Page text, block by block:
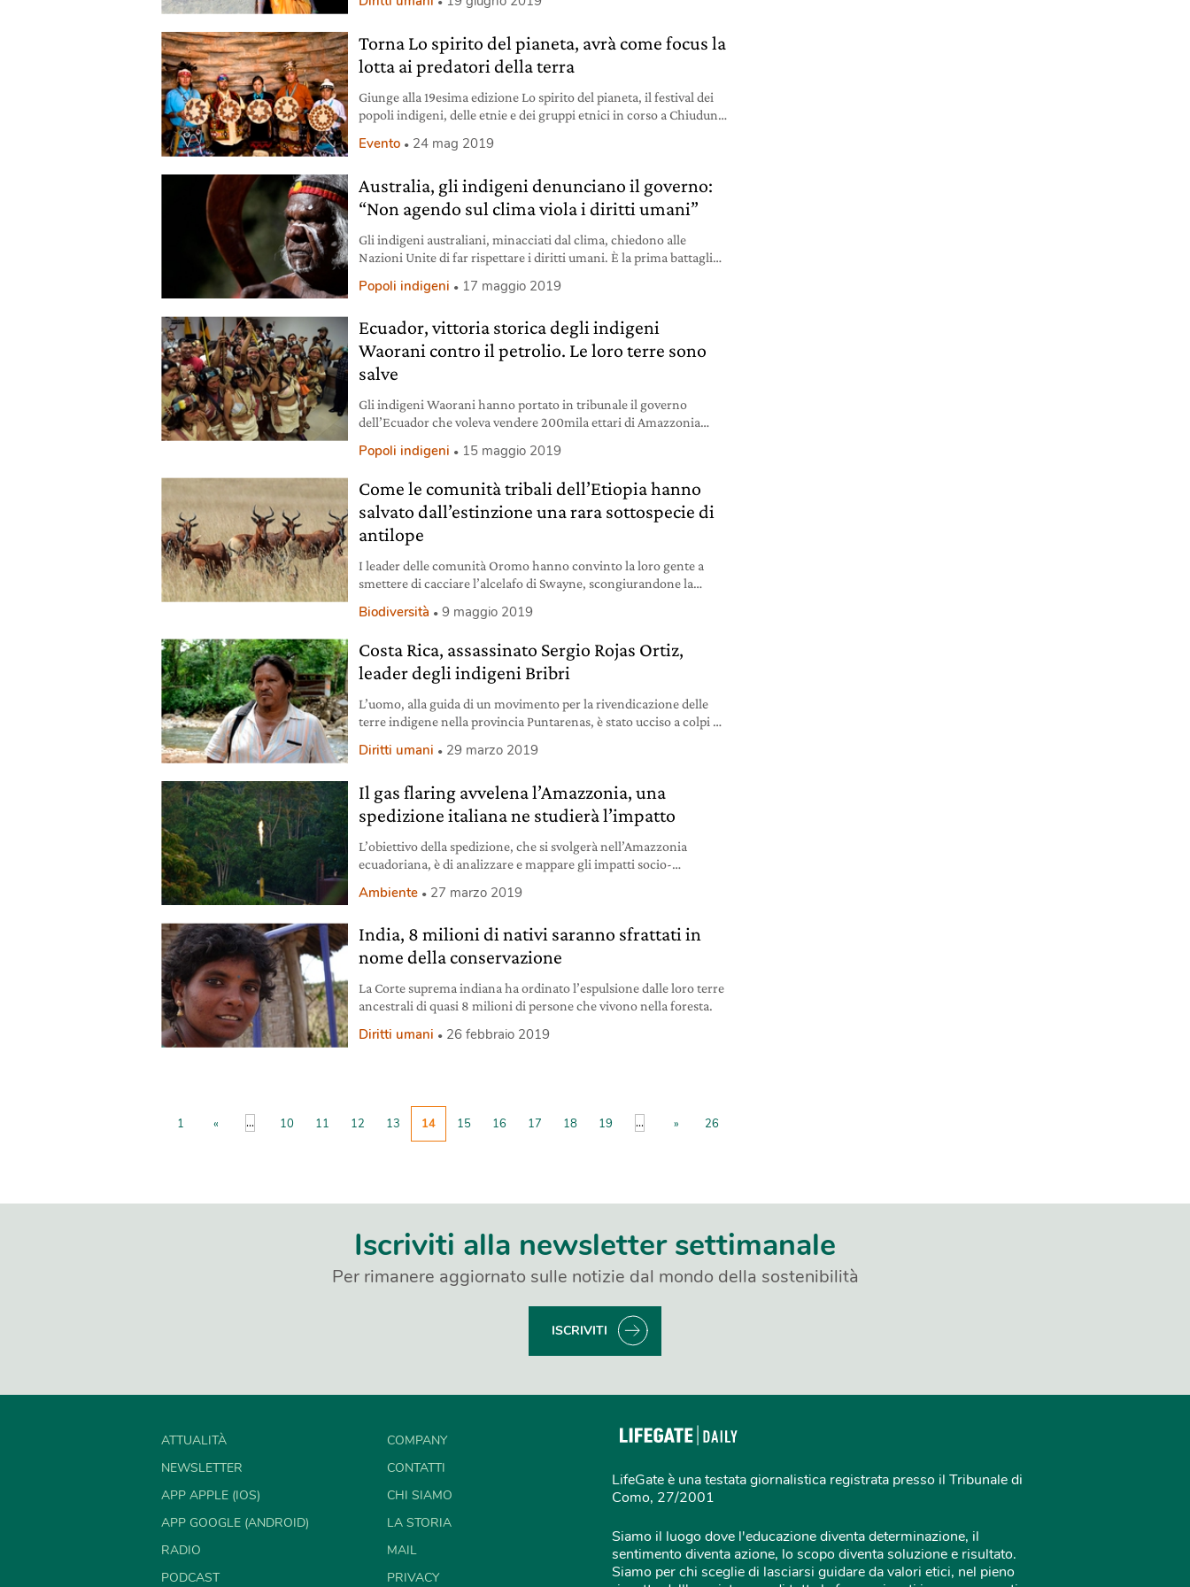
Torna Lo spirito del pianeta, avrà come focus la
lotta ai predatori della terra
Giunge alla 19esima edizione Lo spirito del pianeta, il festival dei
popoli indigeni, delle etnie e dei gruppi etnici in corso a Chiuduno
Evento 24 mag 2019
Australia, gli indigeni denunciano il governo:
“Non agendo sul clima viola i diritti umani”
Gli indigeni australiani, minacciati dal clima, chiedono alle
Nazioni Unite di far rispettare i diritti umani. È la prima battaglia
Popoli indigeni 17 maggio 2019
Ecuador, vittoria storica degli indigeni
Waorani contro il petrolio. Le loro terre sono
salve
Gli indigeni Waorani hanno portato in tribunale il governo
dell’Ecuador che voleva vendere 200mila ettari di Amazzonia
storico per i diritti di tutti i popoli indigeni.
Popoli indigeni 15 maggio 2019
Come le comunità tribali dell’Etiopia hanno
salvato dall’estinzione una rara sottospecie di
antilope
I leader delle comunità Oromo hanno convinto la loro gente a
smettere di cacciare l’alcelafo di Swayne, scongiurandone la
Biodiversità 9 maggio 2019
Costa Rica, assassinato Sergio Rojas Ortiz,
leader degli indigeni Bribri
L’uomo, alla guida di un movimento per la rivendicazione delle
terre indigene nella provincia Puntarenas, è stato ucciso a colpi di
Diritti umani 29 marzo 2019
Il gas flaring avvelena l’Amazzonia, una
spedizione italiana ne studierà l’impatto
L’obiettivo della spedizione, che si svolgerà nell’Amazzonia
ecuadoriana, è di analizzare e mappare gli impatti socio-
Ambiente 27 marzo 2019
India, 8 milioni di nativi saranno sfrattati in
nome della conservazione
La Corte suprema indiana ha ordinato l’espulsione dalle loro terre
ancestrali di quasi 8 milioni di persone che vivono nella foresta.
Diritti umani 26 febbraio 2019
1 « ... 10 11 12 13 14 15 16 17 18 19 ... » 26
Iscriviti alla newsletter settimanale
Per rimanere aggiornato sulle notizie dal mondo della sostenibilità
ISCRIVITI
ATTUALITÀ
NEWSLETTER
APP APPLE (IOS)
APP GOOGLE (ANDROID)
RADIO
PODCAST
COMPANY
CONTATTI
CHI SIAMO
LA STORIA
MAIL
PRIVACY
LifeGate è una testata giornalistica registrata presso il Tribunale di
Como, 27/2001
Siamo il luogo dove l'educazione diventa determinazione, il
sentimento diventa azione, lo scopo diventa soluzione e risultato.
Siamo per chi sceglie di lasciarsi guidare da valori etici, nel pieno